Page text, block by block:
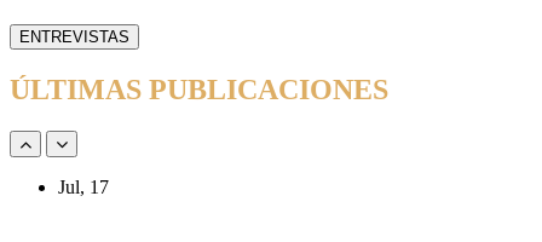
Etiqueta
del
botón
de
ENTREVISTAS
ÚLTIMAS PUBLICACIONES
Navegación
slider
de
entradas:
Navegación
slider
de
entradas:
Jul, 17